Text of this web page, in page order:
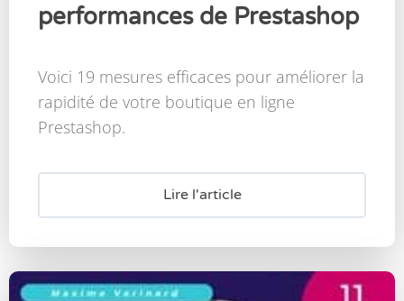
performances de Prestashop
Voici 19 mesures efficaces pour améliorer la
rapidité de votre boutique en ligne
Prestashop.
Lire l'article